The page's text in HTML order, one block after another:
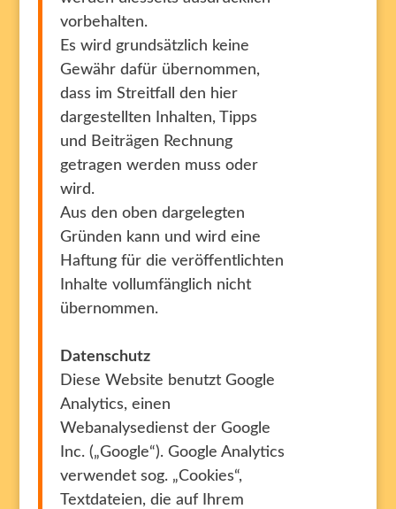
vorbehalten.
Es wird grundsätzlich keine
Gewähr dafür übernommen,
dass im Streitfall den hier
dargestellten Inhalten, Tipps
und Beiträgen Rechnung
getragen werden muss oder
wird.
Aus den oben dargelegten
Gründen kann und wird eine
Haftung für die veröffentlichten
Inhalte vollumfänglich nicht
übernommen.
Datenschutz
Diese Website benutzt Google
Analytics, einen
Webanalysedienst der Google
Inc. („Google“). Google Analytics
verwendet sog. „Cookies“,
Textdateien, die auf Ihrem